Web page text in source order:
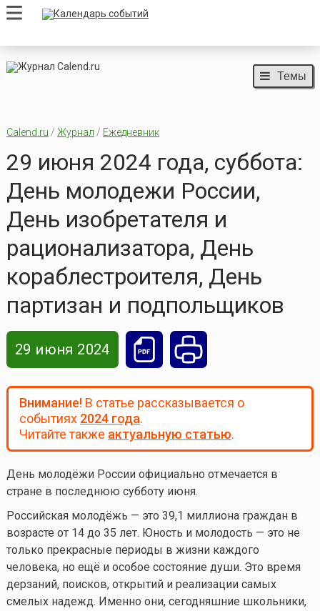
Темы
Calend.ru / Журнал / Ежедневник
29 июня 2024 года, суббота:
День молодежи России,
День изобретателя и
рационализатора, День
кораблестроителя, День
партизан и подпольщиков
29 июня 2024
Внимание!В статье рассказывается о
событиях 2024 года.
Читайте также актуальную статью.
День молодёжи России официально отмечается в
стране в последнюю субботу июня.
Российская молодёжь — это 39,1 миллиона граждан в
возрасте от 14 до 35 лет. Юность и молодость — это не
только прекрасные периоды в жизни каждого
человека, но ещё и особое состояние души. Это время
дерзаний, поисков, открытий и реализации самых
смелых надежд. Именно они, сегодняшние школьники,